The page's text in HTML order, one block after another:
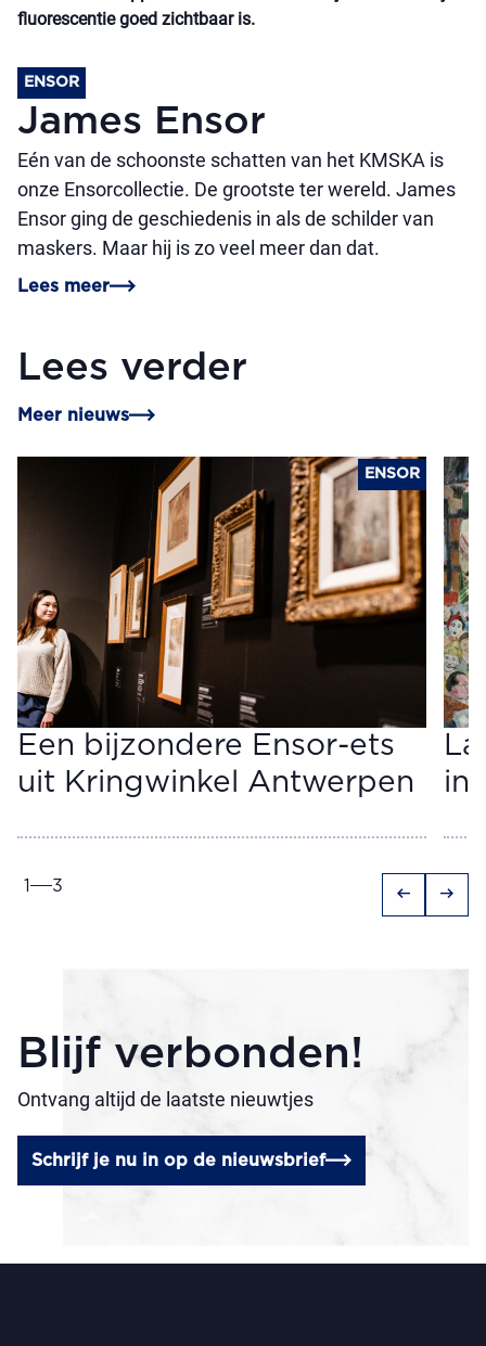
fluorescentie goed zichtbaar is.
ENSOR
James Ensor
Eén van de schoonste schatten van het KMSKA is
onze Ensorcollectie. De grootste ter wereld. James
Ensor ging de geschiedenis in als de schilder van
maskers. Maar hij is zo veel meer dan dat.
Lees meer
Lees verder
Meer nieuws
ENSOR
Een bijzondere Ensor-ets
uit Kringwinkel Antwerpen
in
1 3 arrow_left_alt arrow_right_alt
Blijf verbonden!
Ontvang altijd de laatste nieuwtjes
Schrijf je nu in op de nieuwsbrief